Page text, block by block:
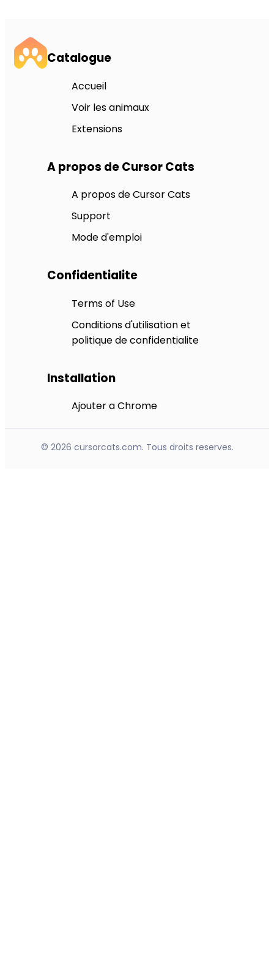
Catalogue
Accueil
Voir les animaux
Extensions
A propos de Cursor Cats
A propos de Cursor Cats
Support
Mode d'emploi
Confidentialite
Terms of Use
Conditions d'utilisation et
politique de confidentialite
Installation
Ajouter a Chrome
© 2026 cursorcats.com. Tous droits reserves.